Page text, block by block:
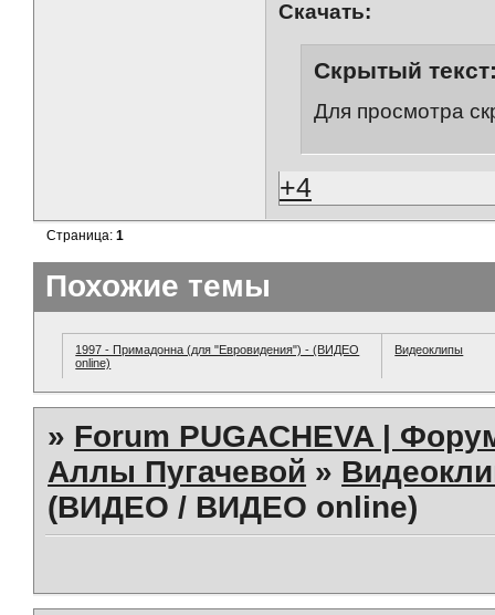
Скачать:
Скрытый
Для просмотра
+4
Страница:1
Похожие темы
1997 - Примадонна (для "Евровидения") - (ВИДЕО
online)
Видеоклипы
» Forum PUGACHEVA |
Аллы Пугачевой »
(ВИДЕО / ВИДЕО online)